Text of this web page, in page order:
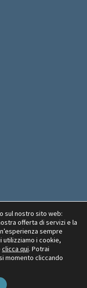
IVA 13667811007
sul nostro sito web:
offerta di servizi e la
sempre
utilizziamo i cookie,
clicca qui. Potrai
momento cliccando